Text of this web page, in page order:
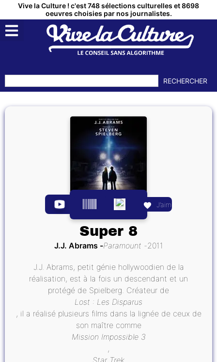
Vive la Culture ! c'est 748 sélections culturelles et 8698
oeuvres choisies par nos journalistes.
RECHERCHER
J’aime
Super 8
J.J. Abrams Paramount 2011
J.J. Abrams, petit génie hollywoodien de la
réalisation, est à la fois un descendant et un
protégé de Spielberg. Créateur de
Lost : Les Disparus
, il a réalisé plusieurs films dans la lignée de ceux de
son maître comme
Mission Impossible 3
,
Star Trek